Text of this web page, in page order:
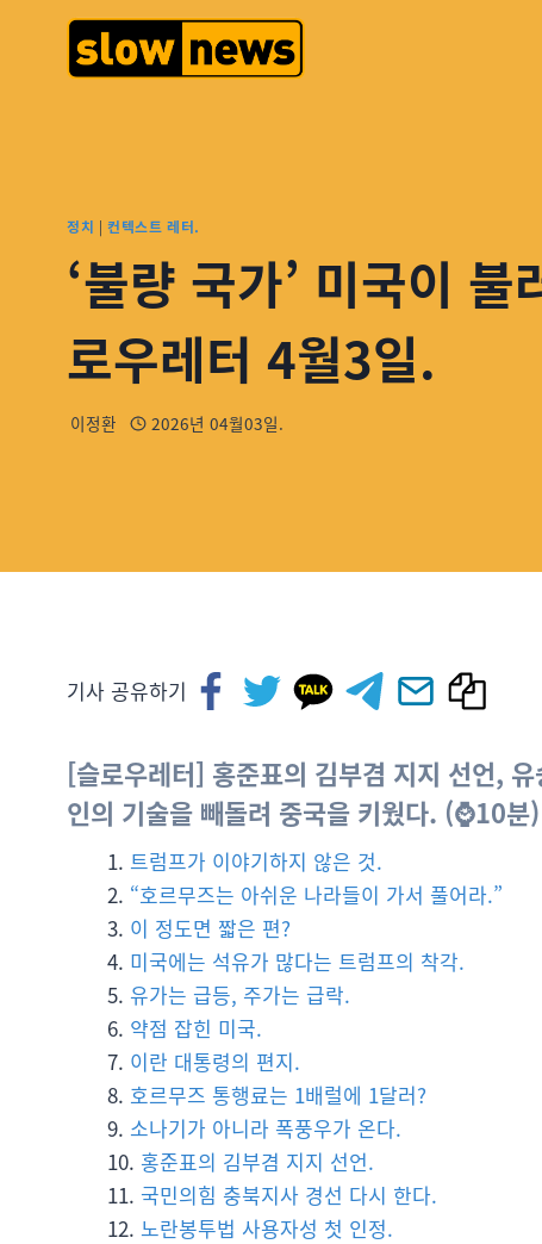
정치 | 컨텍스트 레터.
‘불량 국가’ 미국이
로우레터 4월3일.
이정환 2026년 04월03일.
기사 공유하기
[슬로우레터] 홍준표의 김부겸 지지 선언,
인의 기술을 빼돌려 중국을 키웠다. (⌚10분)
트럼프가 이야기하지 않은 것.
“호르무즈는 아쉬운 나라들이 가서 풀어라.”
이 정도면 짧은 편?
미국에는 석유가 많다는 트럼프의 착각.
유가는 급등, 주가는 급락.
약점 잡힌 미국.
이란 대통령의 편지.
호르무즈 통행료는 1배럴에 1달러?
소나기가 아니라 폭풍우가 온다.
홍준표의 김부겸 지지 선언.
국민의힘 충북지사 경선 다시 한다.
노란봉투법 사용자성 첫 인정.